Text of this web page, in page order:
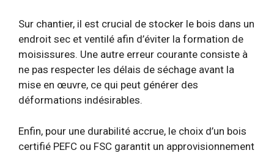
Sur chantier, il est crucial de stocker le bois dans un
endroit sec et ventilé afin d’éviter la formation de
moisissures. Une autre erreur courante consiste à
ne pas respecter les délais de séchage avant la
mise en œuvre, ce qui peut générer des
déformations indésirables.
Enfin, pour une durabilité accrue, le choix d’un bois
certifié PEFC ou FSC garantit un approvisionnement